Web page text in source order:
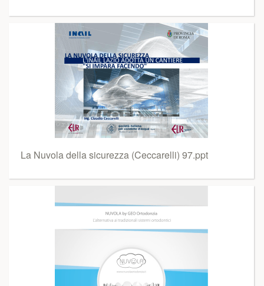
La Nuvola della sicurezza (Ceccarelli) 97.ppt